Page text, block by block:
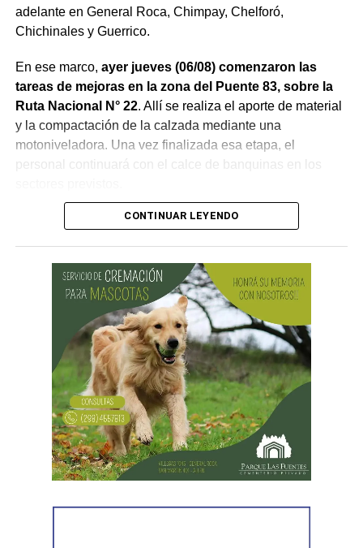
adelante en General Roca, Chimpay, Chelforó,
Chichinales y Guerrico.
En ese marco, ayer jueves (06/08) comenzaron las
tareas de mejoras en la zona del Puente 83, sobre la
Ruta Nacional N° 22. Allí se realiza el aporte de material
y la compactación de la calzada mediante una
motoniveladora. Una vez finalizada esa etapa, el
personal continuará con el calce de banquinas en los
Desde Vialidad Nacional informaron que,durante las
próximas semanas, el operativo de bacheo será
reforzado con dos nuevas cuadrillas de trabajo y dos
camiones bacheadores, lo que permitirá incrementar
el ritmo de ejecución y optimizar las tareas de
mantenimiento en distintos puntos del Alto Valle.
Por otra parte, el organismo avanza con el relevamiento
CONTINUAR LEYENDO